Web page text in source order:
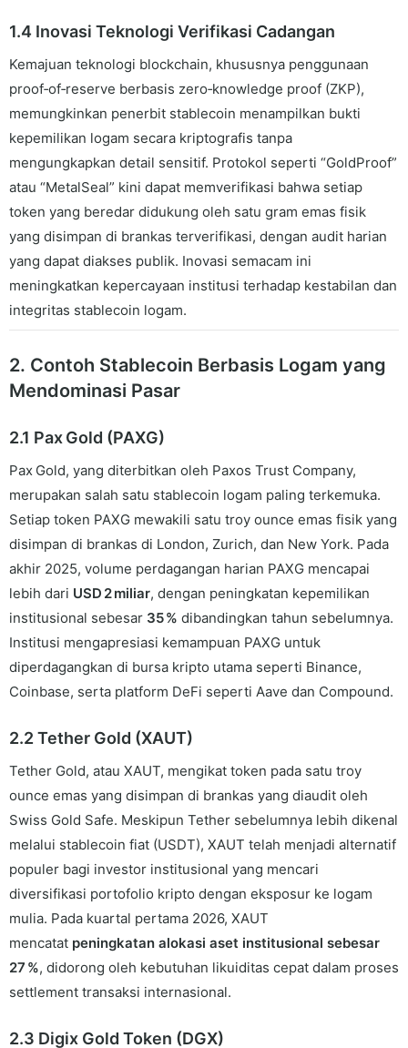
1.4 Inovasi Teknologi Verifikasi Cadangan
Kemajuan teknologi blockchain, khususnya penggunaan
proof‑of‑reserve berbasis zero‑knowledge proof (ZKP),
memungkinkan penerbit stablecoin menampilkan bukti
kepemilikan logam secara kriptografis tanpa
mengungkapkan detail sensitif. Protokol seperti “GoldProof”
atau “MetalSeal” kini dapat memverifikasi bahwa setiap
token yang beredar didukung oleh satu gram emas fisik
yang disimpan di brankas terverifikasi, dengan audit harian
yang dapat diakses publik. Inovasi semacam ini
meningkatkan kepercayaan institusi terhadap kestabilan dan
integritas stablecoin logam.
2. Contoh Stablecoin Berbasis Logam yang
Mendominasi Pasar
2.1 Pax Gold (PAXG)
Pax Gold, yang diterbitkan oleh Paxos Trust Company,
merupakan salah satu stablecoin logam paling terkemuka.
Setiap token PAXG mewakili satu troy ounce emas fisik yang
disimpan di brankas di London, Zurich, dan New York. Pada
akhir 2025, volume perdagangan harian PAXG mencapai
lebih dari USD 2 miliar, dengan peningkatan kepemilikan
institusional sebesar 35 % dibandingkan tahun sebelumnya.
Institusi mengapresiasi kemampuan PAXG untuk
diperdagangkan di bursa kripto utama seperti Binance,
Coinbase, serta platform DeFi seperti Aave dan Compound.
2.2 Tether Gold (XAUT)
Tether Gold, atau XAUT, mengikat token pada satu troy
ounce emas yang disimpan di brankas yang diaudit oleh
Swiss Gold Safe. Meskipun Tether sebelumnya lebih dikenal
melalui stablecoin fiat (USDT), XAUT telah menjadi alternatif
populer bagi investor institusional yang mencari
diversifikasi portofolio kripto dengan eksposur ke logam
mulia. Pada kuartal pertama 2026, XAUT
mencatat peningkatan alokasi aset institusional sebesar
27 %, didorong oleh kebutuhan likuiditas cepat dalam proses
settlement transaksi internasional.
2.3 Digix Gold Token (DGX)